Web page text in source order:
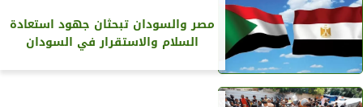
مصر والسودان تبحثان جهود استعادة
السلام والاستقرار في السودان